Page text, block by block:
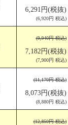
6,291円(税抜)
(6,920円 税込)
(9,940円 税込)
7,182円(税抜)
(7,900円 税込)
(11,170円 税込)
8,073円(税抜)
(8,880円 税込)
(12,850円 税込)